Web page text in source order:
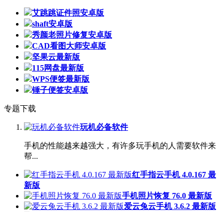
艾跳跳证件照安卓版
shaft安卓版
秀颜老照片修复安卓版
CAD看图大师安卓版
坚果云最新版
115网盘最新版
WPS便签最新版
锤子便签安卓版
专题下载
玩机必备软件
手机的性能越来越强大，有许多玩手机的人需要软件来
帮...
红手指云手机 4.0.167 最
新版
手机照片恢复 76.0 最新版
爱云兔云手机 3.6.2 最新版